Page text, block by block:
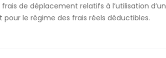
de déplacement relatifs à l’utilisation d’un
le régime des frais réels déductibles.